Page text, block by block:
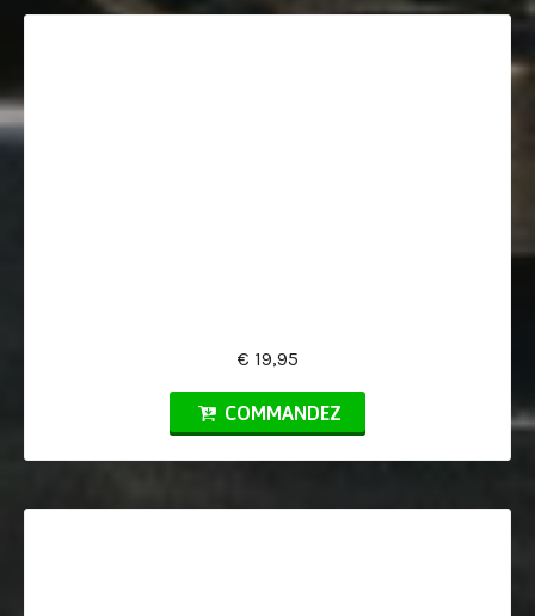
€ 19,95
COMMANDEZ